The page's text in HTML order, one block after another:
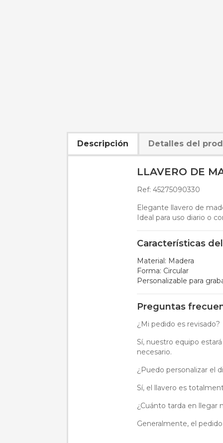
Descripción Detalles del
LLAVERO DE
Ref: 45275090330
Elegante llavero de
Ideal para uso diario o
Características
Material: Madera
Forma: Circular
Personalizable para
Preguntas
¿Mi pedido es revisado?
Sí, nuestro equipo
necesario.
¿Puedo personalizar el
Sí, el llavero es
¿Cuánto tarda en llegar
Generalmente, el